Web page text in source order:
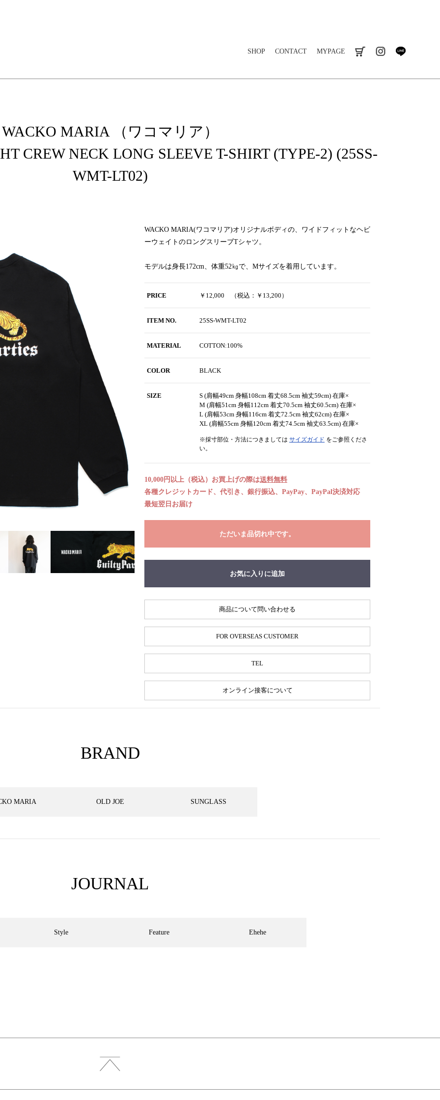
SHOP CONTACT MYPAGE instagram
WACKO MARIA （ワコマリア）
CREW NECK LONG SLEEVE T-SHIRT (TYPE-2) (25SS-
WMT-LT02)
WACKO MARIA(ワコマリア)オリジナルボディの、ワイドフィットなヘビ
ーウェイトのロングスリーブTシャツ。
モデルは身長172cm、体重52㎏で、Mサイズを着用しています。
PRICE ￥12,000 （税込：￥13,200）
ITEM NO. 25SS-WMT-LT02
MATERIAL COTTON:100%
COLOR BLACK
SIZE
S (肩幅49cm 身幅108cm 着丈68.5cm 袖丈59cm) 在庫×
M (肩幅51cm 身幅112cm 着丈70.5cm 袖丈60.5cm) 在庫×
L (肩幅53cm 身幅116cm 着丈72.5cm 袖丈62cm) 在庫×
XL (肩幅55cm 身幅120cm 着丈74.5cm 袖丈63.5cm) 在庫×
※採寸部位・方法につきましては サイズガイド をご参照くださ
い。
10,000円以上（税込）お買上げの際は送料無料
各種クレジットカード、代引き、銀行振込、PayPay、PayPal決済対応
最短翌日お届け
ただいま品切れ中です。
お気に入りに追加
商品について問い合わせる
FOR OVERSEAS CUSTOMER
TEL
オンライン接客について
BRAND
MARIA OLD JOE SUNGLASS
JOURNAL
Style Feature Ehehe